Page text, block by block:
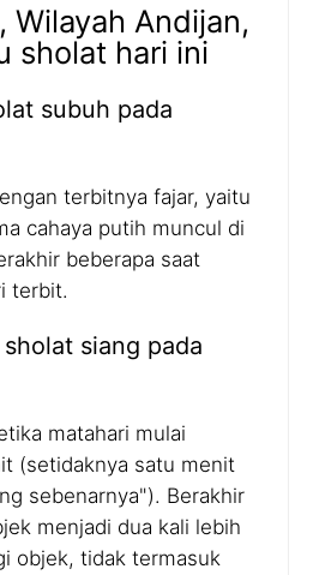
Wilayah Andijan,
sholat hari ini
subuh pada
terbitnya fajar, yaitu
cahaya putih muncul di
beberapa saat
terbit.
siang pada
matahari mulai
(setidaknya satu menit
sebenarnya"). Berakhir
menjadi dua kali lebih
objek, tidak termasuk